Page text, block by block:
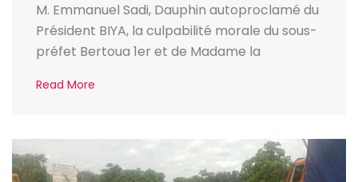
M. Emmanuel Sadi, Dauphin autoproclamé du
Président BIYA, la culpabilité morale du sous-
préfet Bertoua 1er et de Madame la
Read More